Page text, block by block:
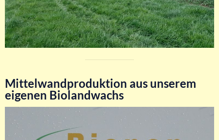
Mittelwandproduktion aus unserem
eigenen Biolandwachs